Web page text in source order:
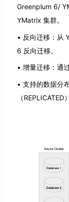
Greenplum 6/
YMatrix 集群。
反向迁移：从
6 反向迁移。
增量迁移：通
支持的数据分
（REPLICATED